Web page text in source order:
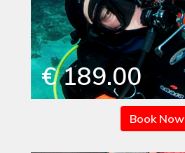
€ 189.00
Book Now